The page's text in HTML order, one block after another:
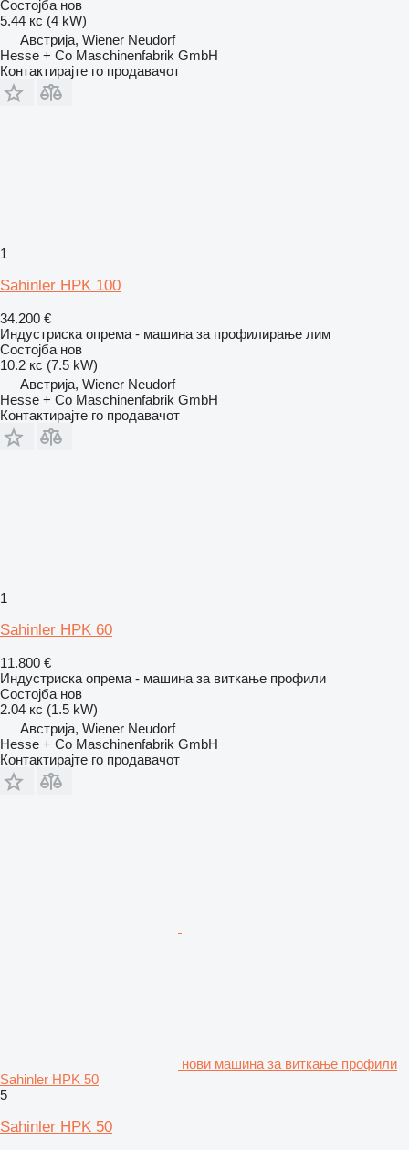
Состојба нов
5.44 кс (4 kW)
Австрија, Wiener Neudorf
Hesse + Co Maschinenfabrik GmbH
Контактирајте го продавачот
1
Sahinler HPK 100
34.200 €
Индустриска опрема - машина за профилирање лим
Состојба нов
10.2 кс (7.5 kW)
Австрија, Wiener Neudorf
Hesse + Co Maschinenfabrik GmbH
Контактирајте го продавачот
1
Sahinler HPK 60
11.800 €
Индустриска опрема - машина за виткање профили
Состојба нов
2.04 кс (1.5 kW)
Австрија, Wiener Neudorf
Hesse + Co Maschinenfabrik GmbH
Контактирајте го продавачот
нови машина за виткање профили
Sahinler HPK 50
5
Sahinler HPK 50